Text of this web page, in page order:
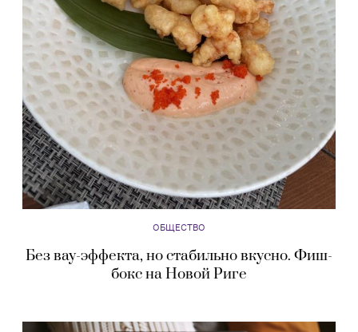
ОБЩЕСТВО
Без вау-эффекта, но стабильно вкусно. Фиш-
бокс на Новой Риге